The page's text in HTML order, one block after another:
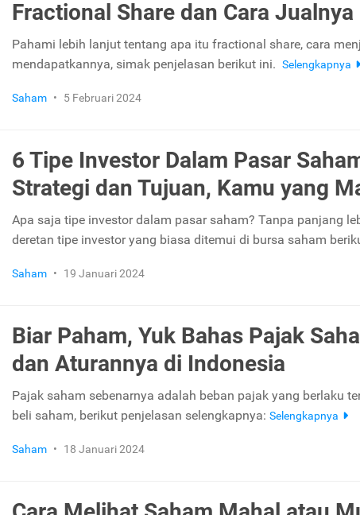
Fractional Share dan Cara Jualnya
Pahami lebih lanjut tentang apa itu fractional share, cara
mendapatkannya, simak penjelasan berikut ini. Selengkapnya
Saham • 5 Februari 2024
6 Tipe Investor Dalam Pasar
Strategi dan Tujuan, Kamu yang
Apa saja tipe investor dalam pasar saham? Tanpa panjang
deretan tipe investor yang biasa ditemui di bursa saham
Saham • 19 Januari 2024
Biar Paham, Yuk Bahas Pajak
dan Aturannya di Indonesia
Pajak saham sebenarnya adalah beban pajak yang berlaku
beli saham, berikut penjelasan selengkapnya: Selengkapnya
Saham • 18 Januari 2024